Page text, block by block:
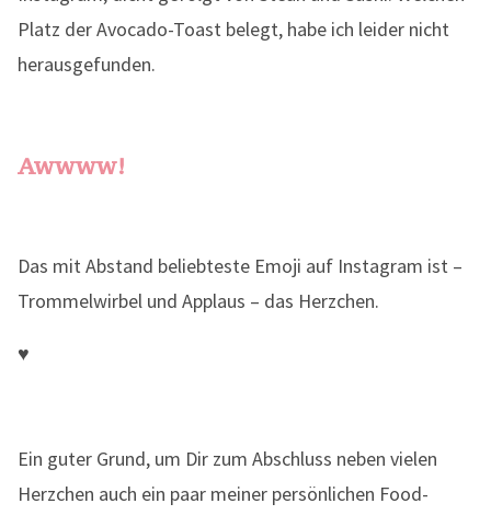
Platz der Avocado-Toast belegt, habe ich leider nicht
herausgefunden.
Awwww!
Das mit Abstand beliebteste Emoji auf Instagram ist –
Trommelwirbel und Applaus – das Herzchen.
♥
Ein guter Grund, um Dir zum Abschluss neben vielen
Herzchen auch ein paar meiner persönlichen Food-